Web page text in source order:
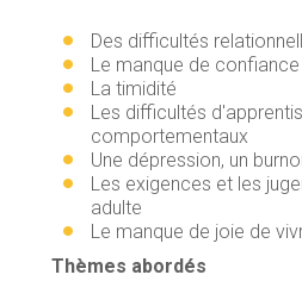
Des difficultés
Le manque de
La timidité
Les difficultés
comportementaux
Une dépression, un
Les exigences et les
adulte
Le manque de joie de
Thèmes abordés